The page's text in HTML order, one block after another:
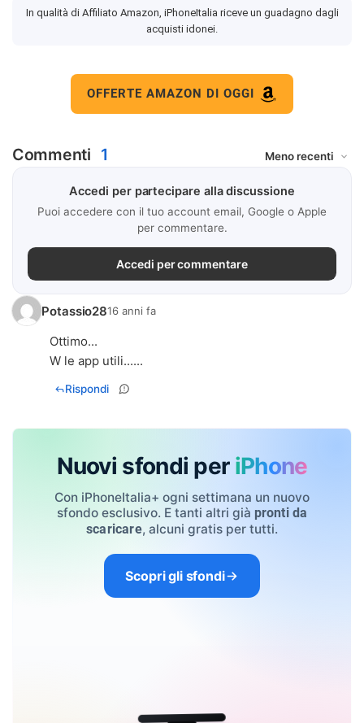
In qualità di Affiliato Amazon, iPhoneItalia riceve un guadagno dagli
acquisti idonei.
OFFERTE AMAZON DI OGGI
Commenti 1
Accedi per partecipare alla discussione
Puoi accedere con il tuo account email, Google o Apple
per commentare.
Accedi per commentare
Potassio2816 anni fa
Ottimo...
W le app utili......
Rispondi
Nuovi sfondi per iPhone
Con iPhoneItalia+ ogni settimana un nuovo
sfondo esclusivo. E tanti altri già pronti da
scaricare, alcuni gratis per tutti.
Scopri gli sfondi